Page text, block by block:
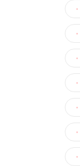
・
・
・
・
・
・
・